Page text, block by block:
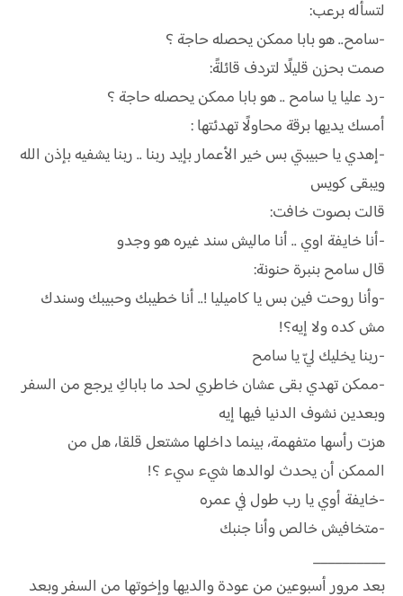
لتسأله برعب:
-سامح.. هو بابا ممكن يحصله حاجة ؟
صمت بحزن قليلًا لتردف قائلةً:
-رد عليا يا سامح .. هو بابا ممكن يحصله حاجة ؟
أمسك يديها برقة محاولًا تهدئتها :
-إهدي يا حبيبتي بس خير الأعمار بإيد ربنا .. ربنا يشفيه بإذن الله
ويبقى كويس
قالت بصوت خافت:
-أنا خايفة اوي .. أنا ماليش سند غيره هو وجدو
قال سامح بنبرة حنونة:
-وأنا روحت فين بس يا كاميليا !.. أنا خطيبك وحبيبك وسندك
مش كده ولا إيه؟!
-ربنا يخليك ليّ يا سامح
-ممكن تهدي بقى عشان خاطري لحد ما باباكِ يرجع من السفر
وبعدين نشوف الدنيا فيها إيه
هزت رأسها متفهمة، بينما داخلها مشتعل قلقا، هل من
الممكن أن يحدث لوالدها شيء سيء ؟!
-خايفة أوي يا رب طول في عمره
-متخافيش خالص وأنا جنبك
__________
بعد مرور أسبوعين من عودة والديها وإخوتها من السفر وبعد